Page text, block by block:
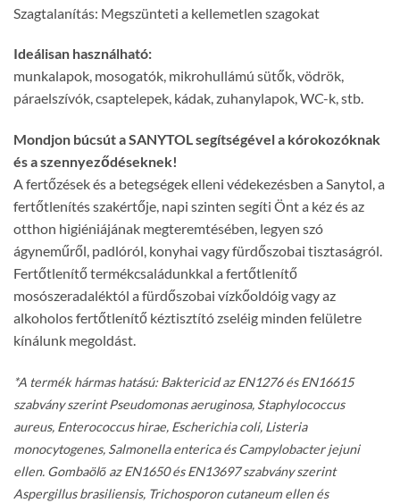
Szagtalanítás: Megszünteti a kellemetlen szagokat
Ideálisan használható:
munkalapok, mosogatók, mikrohullámú sütők, vödrök,
páraelszívók, csaptelepek, kádak, zuhanylapok, WC-k, stb.
Mondjon búcsút a SANYTOL segítségével a kórokozóknak
és a szennyeződéseknek!
A fertőzések és a betegségek elleni védekezésben a Sanytol, a
fertőtlenítés szakértője, napi szinten segíti Önt a kéz és az
otthon higiéniájának megteremtésében, legyen szó
ágyneműről, padlóról, konyhai vagy fürdőszobai tisztaságról.
Fertőtlenítő termékcsaládunkkal a fertőtlenítő
mosószeradaléktól a fürdőszobai vízkőoldóig vagy az
alkoholos fertőtlenítő kéztisztító zseléig minden felületre
kínálunk megoldást.
*A termék hármas hatású: Baktericid az EN1276 és EN16615
szabvány szerint Pseudomonas aeruginosa, Staphylococcus
aureus, Enterococcus hirae, Escherichia coli, Listeria
monocytogenes, Salmonella enterica és Campylobacter jejuni
ellen. Gombaölő az EN1650 és EN13697 szabvány szerint
Aspergillus brasiliensis, Trichosporon cutaneum ellen és